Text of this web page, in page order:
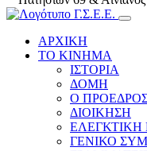
ΑΡΧΙΚΗ
ΤΟ ΚΙΝΗΜΑ
ΙΣΤΟΡΙΑ
ΔΟΜΗ
Ο
ΔΙΟΙΚΗΣΗ
ΕΛΕΓΚΤΙΚΗ
ΓΕΝΙΚΟ